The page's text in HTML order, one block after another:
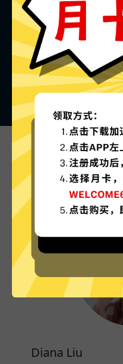
看看其他人
Diana Liu